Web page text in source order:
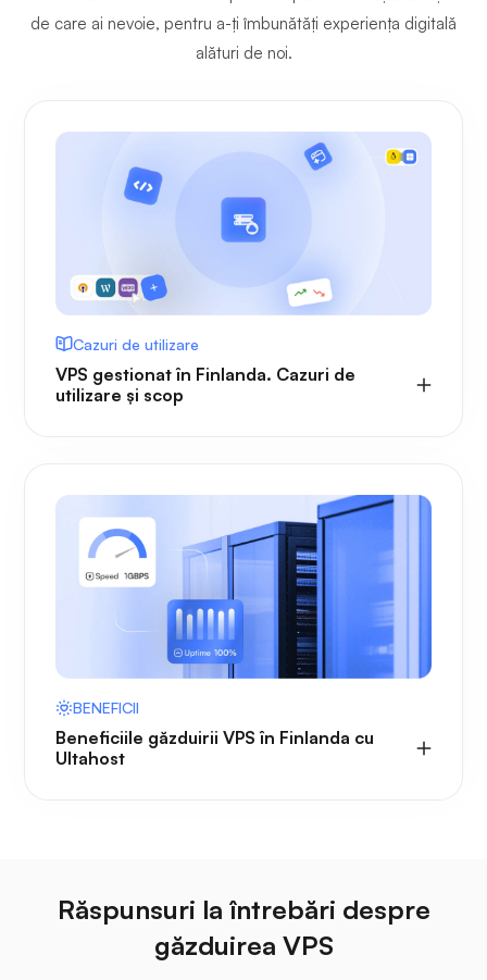
de care ai nevoie, pentru a-ți îmbunătăți experiența digitală
alături de noi.
Cazuri de utilizare
VPS gestionat în Finlanda. Cazuri de
utilizare și scop
BENEFICII
Beneficiile găzduirii VPS în Finlanda cu
Ultahost
Răspunsuri la întrebări despre
găzduirea VPS